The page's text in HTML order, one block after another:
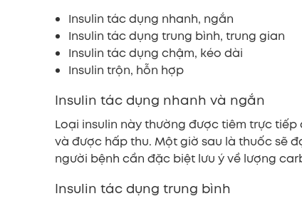
Insulin tác dụng nhanh, ngắn
Insulin tác dụng trung bình, trung gian
Insulin tác dụng chậm, kéo dài
Insulin trộn, hỗn hợp
Insulin tác dụng nhanh và ngắn
Loại insulin này thường được tiêm trực
và được hấp thu. Một giờ sau là thuốc sẽ
người bệnh cần đặc biệt lưu ý về lượng
Insulin tác dụng trung bình